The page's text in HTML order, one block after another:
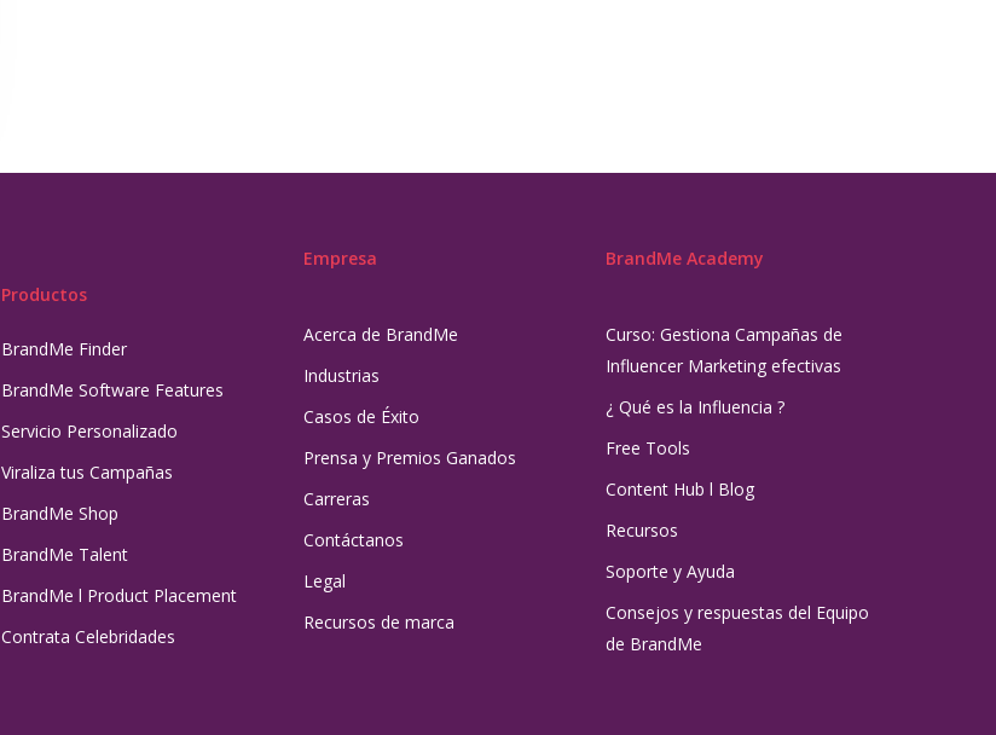
Productos
BrandMe Finder
BrandMe Software Features
Servicio Personalizado
Viraliza tus Campañas
BrandMe Shop
BrandMe Talent
BrandMe l Product Placement
Contrata Celebridades
Empresa
Acerca de BrandMe
Industrias
Casos de Éxito
Prensa y Premios Ganados
Carreras
Contáctanos
Legal
Recursos de marca
BrandMe Academy
Curso: Gestiona Campañas de
Influencer Marketing efectivas
¿ Qué es la Influencia ?
Free Tools
Content Hub l Blog
Recursos
Soporte y Ayuda
Consejos y respuestas del Equipo
de BrandMe